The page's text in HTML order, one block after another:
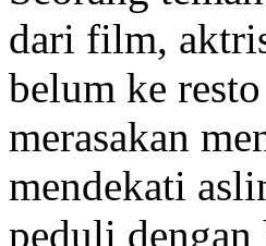
dari film,
belum ke
merasakan
mendekati
peduli dengan